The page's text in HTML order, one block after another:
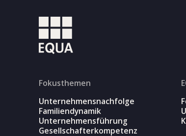
Fokusthemen
Unternehmensnachfolge
Familiendynamik
Unternehmensführung
Gesellschafterkompetenz